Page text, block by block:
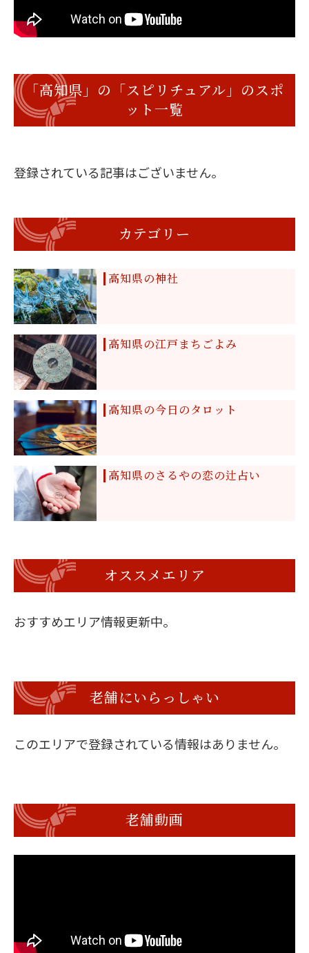
「高知県」の「スピリチュアル」のスポ
ット一覧
登録されている記事はございません。
カテゴリー
高知県の神社
高知県の江戸まちごよみ
高知県の今日のタロット
高知県のさるやの恋の辻占い
オススメエリア
おすすめエリア情報更新中。
老舗にいらっしゃい
このエリアで登録されている情報はありません。
老舗動画